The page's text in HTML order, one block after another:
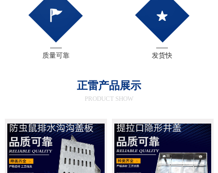
质量可靠 发货快
正雷产品展示
PRODUCT SHOW